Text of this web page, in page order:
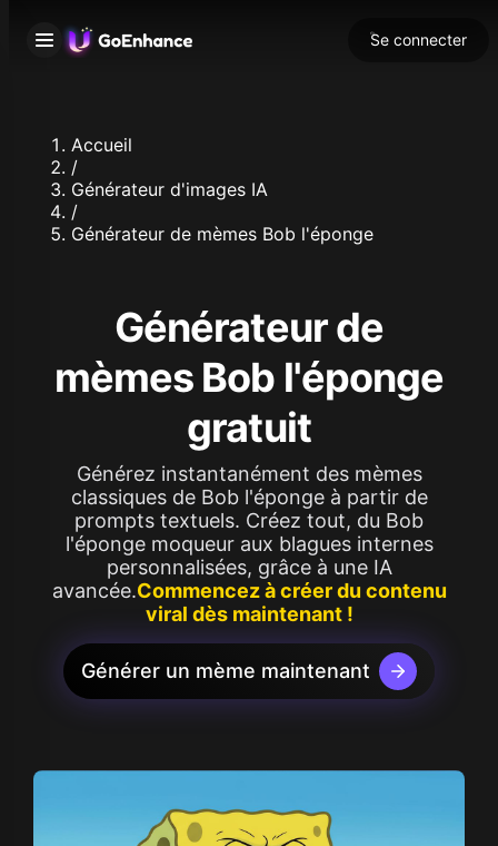
Se connecter
Accueil
/
Générateur d'images IA
/
Générateur de mèmes Bob l'éponge
Générateur de
mèmes Bob l'éponge
gratuit
Générez instantanément des mèmes
classiques de Bob l'éponge à partir de
prompts textuels. Créez tout, du Bob
l'éponge moqueur aux blagues internes
personnalisées, grâce à une IA
avancée.Commencez à créer du contenu
viral dès maintenant !
Générer un mème maintenant